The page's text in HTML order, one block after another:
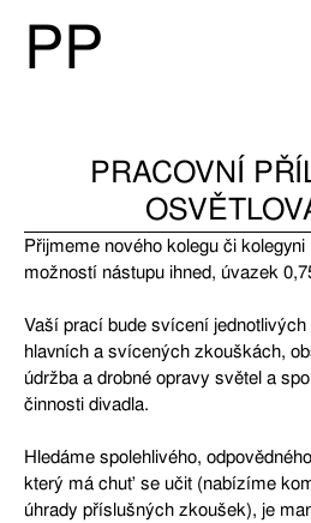
PP
PRACOVNÍ
Přijmeme nového kolegu či
možností nástupu ihned, úvazek
Vaší prací bude svícení
hlavních a svícených zkouškách,
údržba a drobné opravy světel a
činnosti divadla.
Hledáme spolehlivého,
který má chuť se učit (nabízíme
úhrady příslušných zkoušek), je